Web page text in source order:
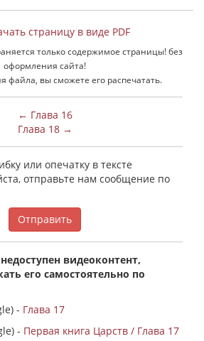
страницу в виде PDF
только содержимое страницы! без
оформления сайта!
файла, вы сможете его распечатать.
← Глава 16
Глава 18 →
или опечатку в тексте
отправьте нам сообщение по
Отправить
видеоконтент,
его самостоятельно по
- Глава 17
- Первая книга Царств / Глава 17